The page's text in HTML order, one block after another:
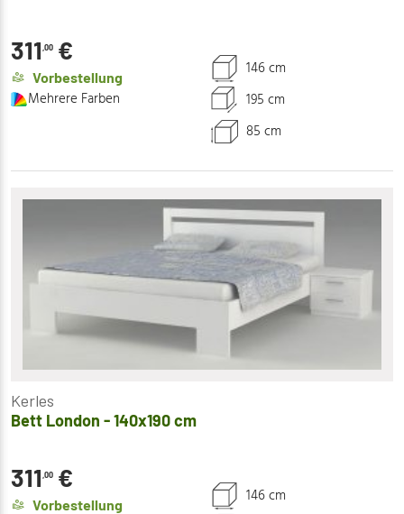
311 ,00 €
Vorbestellung
Mehrere Farben
146 cm
195 cm
85 cm
Kerles
Bett London - 140x190 cm
311 ,00 €
Vorbestellung
146 cm